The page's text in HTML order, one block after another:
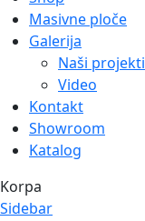
Masivne ploče
Galerija
Naši projekti
Video
Kontakt
Showroom
Katalog
Korpa
Sidebar